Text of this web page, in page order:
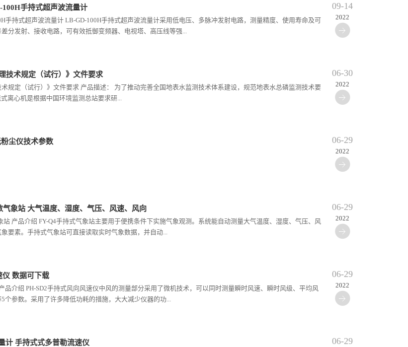
手持式超声波流量计
手持式超声波流量计 LB-GD-100H手持式超声波流量计采用低电压、多脉冲发射电路，测量精度、使用寿命及可
分发射、接收电路，可有效抵御变频器、电视塔、高压线等强...
09-14
2022
技术规定（试行）》文件要求
术规定（试行）》文件要求 产品描述： 为了推动完善全国地表水监测技术体系建设，规范地表水总磷监测技术要
离心机是根据中国环境监测总站要求研...
06-30
2022
尘仪技术参数 06-29
2022
象站 大气温度、湿度、气压、风速、风向
站 产品介绍 FY-Q4手持式气象站主要用于便携条件下实施气象观测。系统能自动测量大气温度、湿度、气压、风
要素。手持式气象站可直接读取实时气象数据，并自动...
06-29
2022
仪 数据可下载
品介绍 PH-SD2手持式风向风速仪中风的测量部分采用了微机技术，可以同时测量瞬时风速、瞬时风级、平均风
个参数。采用了许多降低功耗的措施，大大减少仪器的功...
06-29
2022
计 手持式式多普勒流速仪 06-29